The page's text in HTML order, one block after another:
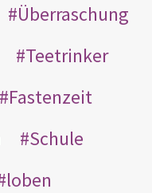
Überraschung
Teetrinker
Fastenzeit
Schule
loben